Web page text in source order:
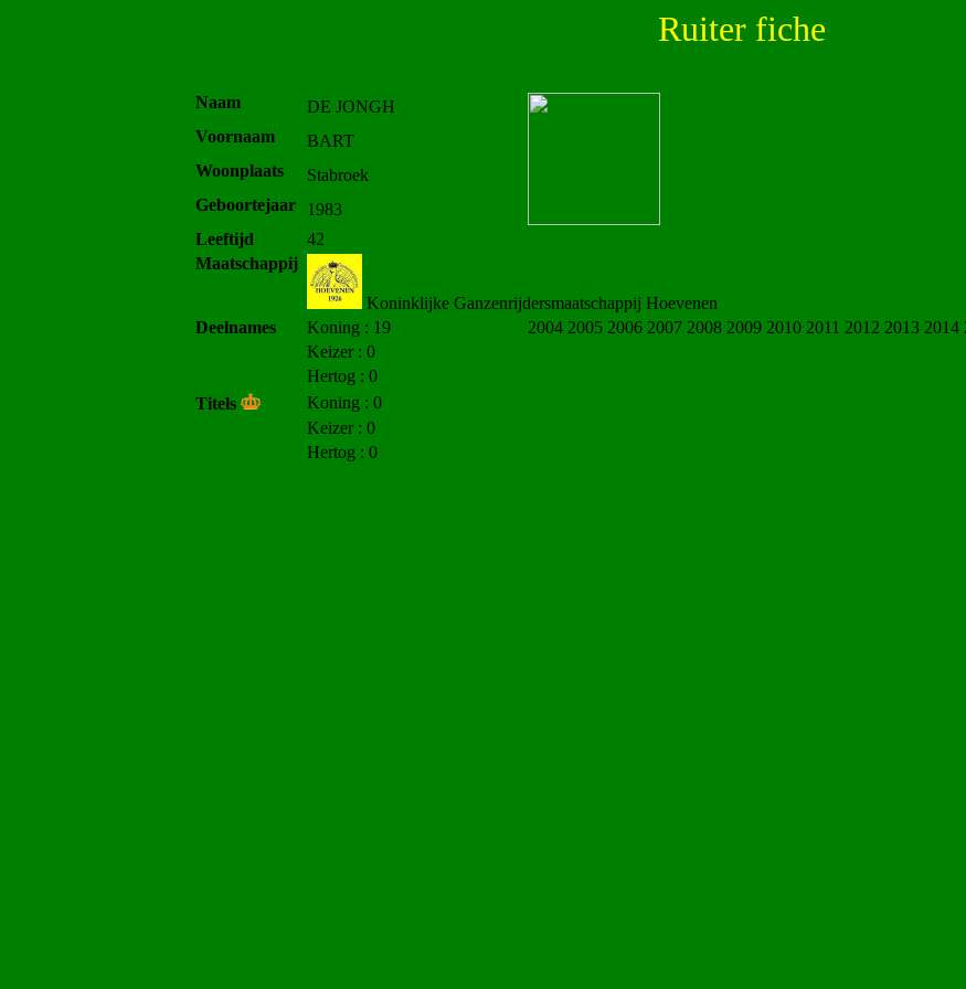
Ruiter fiche
Naam
DE JONGH
Voornaam
BART
Woonplaats
Stabroek
Geboortejaar
1983
Leeftijd
42
Maatschappij
Koninklijke Ganzenrijdersmaatschappij Hoevenen
Deelnames
Koning : 19
2004 2005 2006 2007 2008 2009 2010 2011 2012 2013
Keizer : 0
Hertog : 0
Titels
Koning : 0
Keizer : 0
Hertog : 0